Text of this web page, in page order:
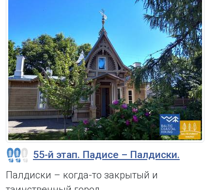
55-й этап. Падисе – Палдиски.
Палдиски – когда-то закрытый и